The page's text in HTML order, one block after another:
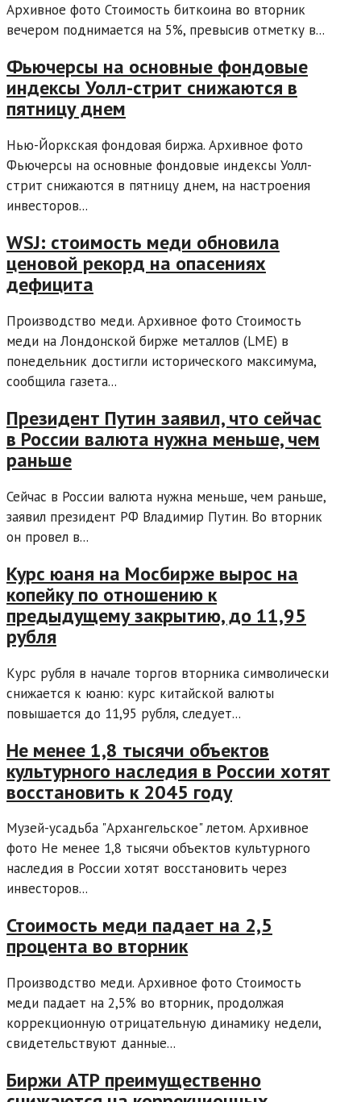
Архивное фото Стоимость биткоина во вторник
вечером поднимается на 5%, превысив отметку в...
Фьючерсы на основные фондовые
индексы Уолл-стрит снижаются в
пятницу днем
Нью-Йоркская фондовая биржа. Архивное фото
Фьючерсы на основные фондовые индексы Уолл-
стрит снижаются в пятницу днем, на настроения
инвесторов...
WSJ: стоимость меди обновила
ценовой рекорд на опасениях
дефицита
Производство меди. Архивное фото Стоимость
меди на Лондонской бирже металлов (LME) в
понедельник достигли исторического максимума,
сообщила газета...
Президент Путин заявил, что сейчас
в России валюта нужна меньше, чем
раньше
Сейчас в России валюта нужна меньше, чем раньше,
заявил президент РФ Владимир Путин. Во вторник
он провел в...
Курс юаня на Мосбирже вырос на
копейку по отношению к
предыдущему закрытию, до 11,95
рубля
Курс рубля в начале торгов вторника символически
снижается к юаню: курс китайской валюты
повышается до 11,95 рубля, следует...
Не менее 1,8 тысячи объектов
культурного наследия в России хотят
восстановить к 2045 году
Музей-усадьба "Архангельское" летом. Архивное
фото Не менее 1,8 тысячи объектов культурного
наследия в России хотят восстановить через
инвесторов...
Стоимость меди падает на 2,5
процента во вторник
Производство меди. Архивное фото Стоимость
меди падает на 2,5% во вторник, продолжая
коррекционную отрицательную динамику недели,
свидетельствуют данные...
Биржи АТР преимущественно